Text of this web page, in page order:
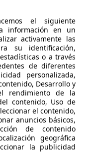
Sin
157.000 km
el siguiente
información en un
activamente las
su identificación,
o a través
de diferentes
personalizada,
Desarrollo y
rendimiento de la
contenido, Uso de
el contenido,
anuncios básicos,
de contenido
geográfica
la publicidad